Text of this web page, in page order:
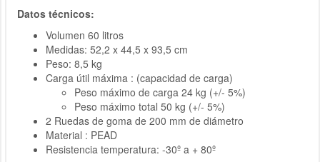
Datos técnicos:
Volumen 60 litros
Medidas: 52,2 x 44,5 x 93,5 cm
Peso: 8,5 kg
Carga útil máxima : (capacidad de carga)
Peso máximo de carga 24 kg (+/- 5%)
Peso máximo total 50 kg (+/- 5%)
2 Ruedas de goma de 200 mm de diámetro
Material : PEAD
Resistencia temperatura: -30º a + 80º